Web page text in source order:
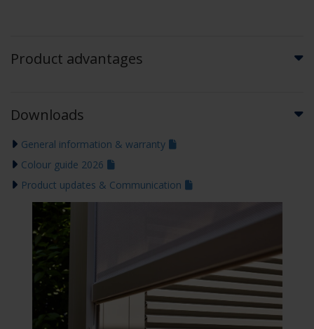
Product advantages
Downloads
General information & warranty
Colour guide 2026
Product updates & Communication